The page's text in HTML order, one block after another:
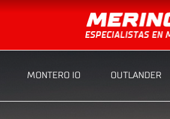
MONTERO IO OUTLANDER